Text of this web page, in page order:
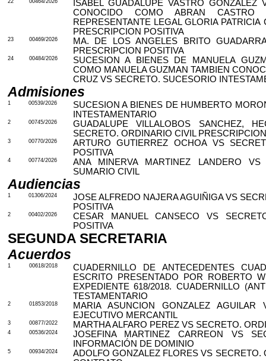
ISABEL GUADALUPE VASTRO
CONOCIDO COMO ABRAN
REPRESENTANTE LEGAL GLORIA
PRESCRIPCION POSITIVA
23 00469/2026
MA. DE LOS ANGELES BRITO
PRESCRIPCION POSITIVA
24 00484/2026
SUCESION A BIENES DE MANUELA
COMO MANUELA GUZMAN TAMBIEN
CRUZ VS SECRETO. SUCESORIO
Admisiones
1 00539/2026
SUCESION A BIENES DE HUMBERTO
INTESTAMENTARIO
2 00745/2026
GUADALUPE VILLALOBOS SANCHEZ,
SECRETO. ORDINARIO CIVIL
3 00770/2026
ARTURO GUTIERREZ OCHOA VS
POSITIVA
4 00774/2026
ANA MINERVA MARTINEZ LANDERO VS
SUMARIO CIVIL
Audiencias
1 01306/2024
JOSE ALFREDO NAJERA AGUIÑIGA VS
POSITIVA
2 00402/2026
CESAR MANUEL CANSECO VS
POSITIVA
SEGUNDA SECRETARIA
Acuerdos
1 00618/2018
CUADERNILLO DE ANTECEDENTES
ESCRITO PRESENTADO POR ROBERTO
EXPEDIENTE 618/2018. CUADERNILLO
TESTAMENTARIO
2 01853/2018
MARIA ASUNCION GONZALEZ
EJECUTIVO MERCANTIL
3 00877/2022 MARTHA ALFARO PEREZ VS SECRETO.
4 00536/2024
JOSEFINA MARTINEZ CARREON VS
INFORMACIÓN DE DOMINIO
5 00934/2024
ADOLFO GONZALEZ FLORES VS